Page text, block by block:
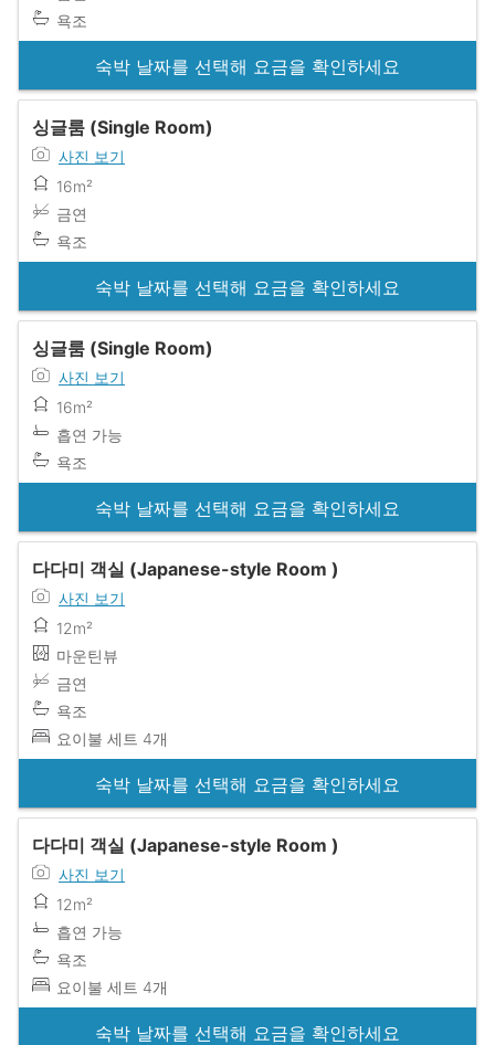
욕조
숙박 날짜를 선택해 요금을 확인하세요
싱글룸 (Single Room)
사진 보기
16m²
금연
욕조
숙박 날짜를 선택해 요금을 확인하세요
싱글룸 (Single Room)
사진 보기
16m²
흡연 가능
욕조
숙박 날짜를 선택해 요금을 확인하세요
다다미 객실 (Japanese-style Room )
사진 보기
12m²
마운틴뷰
금연
욕조
요이불 세트 4개
숙박 날짜를 선택해 요금을 확인하세요
다다미 객실 (Japanese-style Room )
사진 보기
12m²
흡연 가능
욕조
요이불 세트 4개
숙박 날짜를 선택해 요금을 확인하세요